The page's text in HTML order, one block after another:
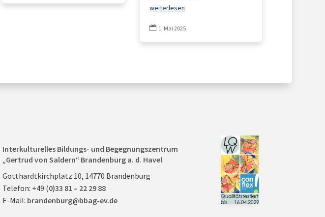
weiterlesen
 1. Mai 2025
Interkulturelles Bildungs- und Begegnungszentrum
„Gertrud von Saldern“ Brandenburg a. d. Havel
Gotthardtkirchplatz 10, 14770 Brandenburg
Telefon: +49 (0)33 81 – 22 29 88
E-Mail: brandenburg@bbag-ev.de